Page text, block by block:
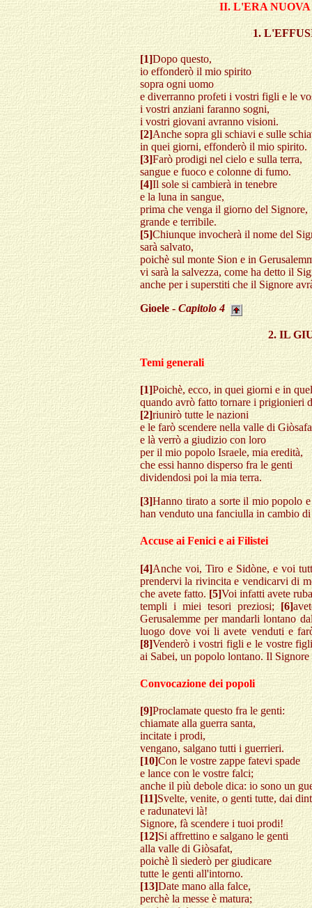
II. L'ERA
1.
[1]Dopo questo,
io effonderò il mio spirito
sopra ogni uomo
e diverranno profeti i vostri figli e le
i vostri anziani faranno sogni,
i vostri giovani avranno visioni.
[2]Anche sopra gli schiavi e sulle
in quei giorni, effonderò il mio spirito.
[3]Farò prodigi nel cielo e sulla terra,
sangue e fuoco e colonne di fumo.
[4]Il sole si cambierà in tenebre
e la luna in sangue,
prima che venga il giorno del Signore,
grande e terribile.
[5]Chiunque invocherà il nome del
sarà salvato,
poichè sul monte Sion e in
vi sarà la salvezza, come ha detto il
anche per i superstiti che il Signore
Gioele -Capitolo4
2. IL
Temi generali
[1]Poichè, ecco, in quei giorni e in
quando avrò fatto tornare i prigionieri
[2]riunirò tutte le nazioni
e le farò scendere nella valle di
e là verrò a giudizio con loro
per il mio popolo Israele, mia eredità,
che essi hanno disperso fra le genti
dividendosi poi la mia terra.
[3]Hanno tirato a sorte il mio popolo
han venduto una fanciulla in cambio
Accuse ai Fenici e ai Filistei
[4]Anche voi, Tiro e Sidòne, e voi
prendervi la rivincita e vendicarvi di
che avete fatto. [5]Voi infatti avete
templi i miei tesori preziosi; [6]
Gerusalemme per mandarli lontano
luogo dove voi li avete venduti e
[8]Venderò i vostri figli e le vostre
ai Sabei, un popolo lontano. Il Signore
Convocazione dei popoli
[9]Proclamate questo fra le genti:
chiamate alla guerra santa,
incitate i prodi,
vengano, salgano tutti i guerrieri.
[10]Con le vostre zappe fatevi spade
e lance con le vostre falci;
anche il più debole dica: io sono un
[11]Svelte, venite, o genti tutte, dai
e radunatevi là!
Signore, fà scendere i tuoi prodi!
[12]Si affrettino e salgano le genti
alla valle di Giòsafat,
poichè lì siederò per giudicare
tutte le genti all'intorno.
[13]Date mano alla falce,
perchè la messe è matura;